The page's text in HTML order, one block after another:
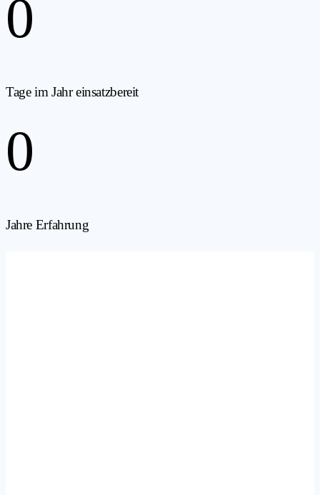
0
Tage im Jahr einsatzbereit
0
Jahre Erfahrung